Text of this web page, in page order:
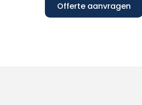
Offerte aanvragen